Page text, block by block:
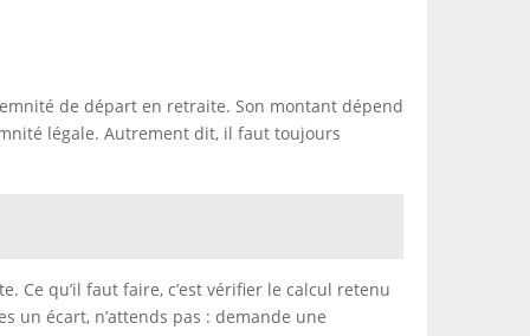
de départ en retraite. Son montant dépend
légale. Autrement dit, il faut toujours
qu’il faut faire, c’est vérifier le calcul retenu
un écart, n’attends pas : demande une